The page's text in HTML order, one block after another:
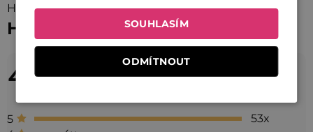
Hodnocení (62)
Hodnocení produktu
4,7
Průměrné
produktu
je
5
53x
SOUHLASÍM
ODMÍTNOUT